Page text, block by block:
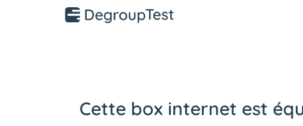
Cette box internet est